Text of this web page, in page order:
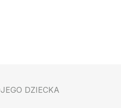
DZIECKA